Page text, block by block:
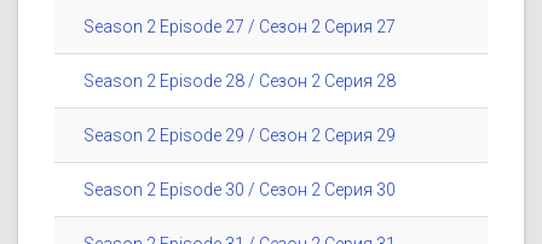
Season 2 Episode 27 / Сезон 2 Серия 27
Season 2 Episode 28 / Сезон 2 Серия 28
Season 2 Episode 29 / Сезон 2 Серия 29
Season 2 Episode 30 / Сезон 2 Серия 30